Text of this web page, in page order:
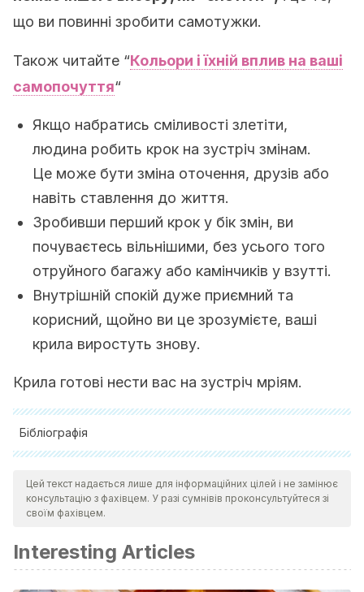
що ви повинні зробити самотужки.
Також читайте “Кольори і їхній вплив на ваші
самопочуття“
Якщо набратись сміливості злетіти,
людина робить крок на зустріч змінам.
Це може бути зміна оточення, друзів або
навіть ставлення до життя.
Зробивши перший крок у бік змін, ви
почуваєтесь вільнішими, без усього того
отруйного багажу або камінчиків у взутті.
Внутрішній спокій дуже приємний та
корисний, щойно ви це зрозумієте, ваші
крила виростуть знову.
Крила готові нести вас на зустріч мріям.
Бібліографія
C.L.El desarrollo personal en el proceso de crecimiento
individual.Scientia Et Technica, 2008; 14(40): 117-119.
Bienestar.[Internet]. Sociedad Española para el Estudio de
Цей текст надається лише для інформаційних цілей і не замінює
консультацію з фахівцем. У разі сумнівів проконсультуйтеся зі
своїм фахівцем.
Interesting Articles